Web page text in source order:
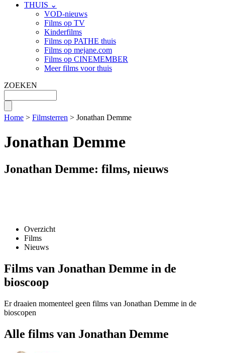
THUIS ⌄
VOD-nieuws
Films op TV
Kinderfilms
Films op PATHE thuis
Films op mejane.com
Films op CINEMEMBER
Meer films voor thuis
ZOEKEN
Home > Filmsterren > Jonathan Demme
Jonathan Demme
Jonathan Demme: films, nieuws
Overzicht
Films
Nieuws
Films van Jonathan Demme in de
bioscoop
Er draaien momenteel geen films van Jonathan Demme in de
bioscopen
Alle films van Jonathan Demme